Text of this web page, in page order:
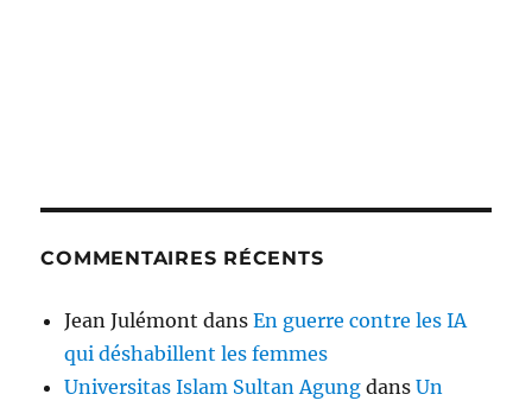
COMMENTAIRES RÉCENTS
Jean Julémont dansEn guerre contre les IA
qui déshabillent les femmes
Universitas Islam Sultan Agung dansUn